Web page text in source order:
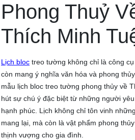
Phong Thuỷ
Thích Minh
Lịch bloc treo tường không chỉ là công
còn mang ý nghĩa văn hóa và phong
mẫu lịch bloc treo tường phong thủy về
hút sự chú ý đặc biệt từ những người
hạnh phúc. Lịch không chỉ tôn vinh
mang lại, mà còn là vật phẩm phong
thịnh vượng cho gia đình.